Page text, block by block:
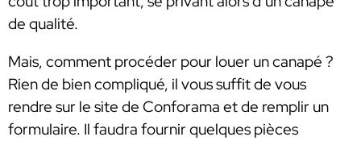
de qualité.
Mais, comment procéder pour louer un canapé ?
Rien de bien compliqué, il vous suffit de vous
rendre sur le site de Conforama et de remplir un
formulaire. Il faudra fournir quelques pièces